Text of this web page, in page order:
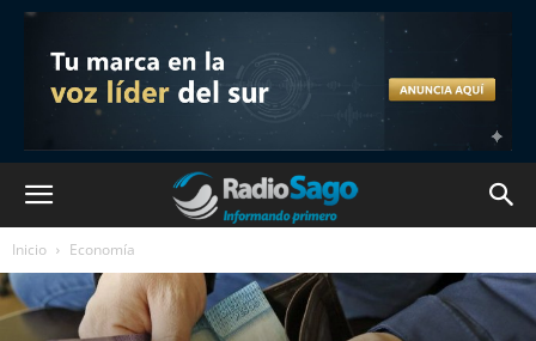
Inicio Economía